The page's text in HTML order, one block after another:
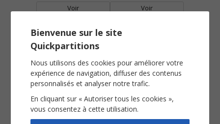
Voir
Voir
Place des grands hommes
Piano Chant
Qui a le droit
Piano Chant
Bienvenue sur le site
Quickpartitions
Nous utilisons des cookies pour améliorer votre
expérience de navigation, diffuser des contenus
personnalisés et analyser notre trafic.
En cliquant sur « Autoriser tous les cookies »,
vous consentez à cette utilisation.